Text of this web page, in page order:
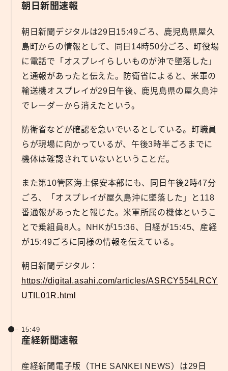
朝日新聞速報
朝日新聞デジタルは29日15:49ごろ、鹿児島県屋久
島町からの情報として、同日14時50分ごろ、町役場
に電話で「オスプレイらしいものが沖で墜落した」
と通報があったと伝えた。防衛省によると、米軍の
輸送機オスプレイが29日午後、鹿児島県の屋久島沖
でレーダーから消えたという。
防衛省などが確認を急いでいるとしている。町職員
らが現場に向かっているが、午後3時半ごろまでに
機体は確認されていないということだ。
また第10管区海上保安本部にも、同日午後2時47分
ごろ、「オスプレイが屋久島沖に墜落した」と118
番通報があったと報じた。米軍所属の機体というこ
とで乗組員8人。NHKが15:36、日経が15:45、産経
が15:49ごろに同様の情報を伝えている。
朝日新聞デジタル：
https://digital.asahi.com/articles/ASRCY554LRCY
UTIL01R.html
15:49
産経新聞速報
産経新聞電子版（THE SANKEI NEWS）は29日